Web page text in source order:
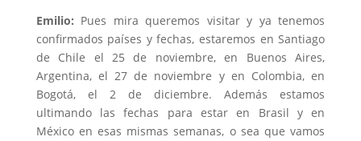
Emilio: Pues mira queremos visitar y ya tenemos
confirmados países y fechas, estaremos en Santiago
de Chile el 25 de noviembre, en Buenos Aires,
Argentina, el 27 de noviembre y en Colombia, en
Bogotá, el 2 de diciembre. Además estamos
ultimando las fechas para estar en Brasil y en
México en esas mismas semanas, o sea que vamos